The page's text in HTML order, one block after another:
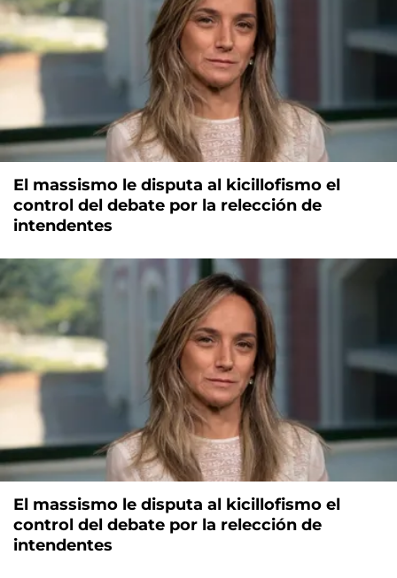
El massismo le disputa al kicillofismo el
control del debate por la relección de
intendentes
El massismo le disputa al kicillofismo el
control del debate por la relección de
intendentes